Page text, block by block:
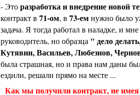
- Эторазработка и внедрение новой
контракт в 71-ом, в 73-емнужно было
задача. Я тогда работал в наладке, и
руководитель, но образца " дело
Кутявин, Васильев, Любезнов,
была страшная, но и права нам даны
ездили, решали прямо на месте ...
Как мы получили контракт, не имея